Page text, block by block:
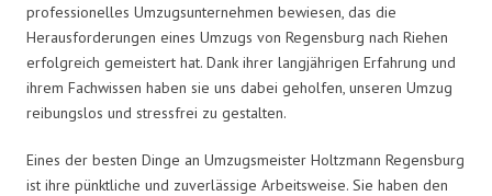
professionelles Umzugsunternehmen bewiesen, das die
Herausforderungen eines Umzugs von Regensburg nach Riehen
erfolgreich gemeistert hat. Dank ihrer langjährigen Erfahrung und
ihrem Fachwissen haben sie uns dabei geholfen, unseren Umzug
reibungslos und stressfrei zu gestalten.
Eines der besten Dinge an Umzugsmeister Holtzmann Regensburg
ist ihre pünktliche und zuverlässige Arbeitsweise. Sie haben den